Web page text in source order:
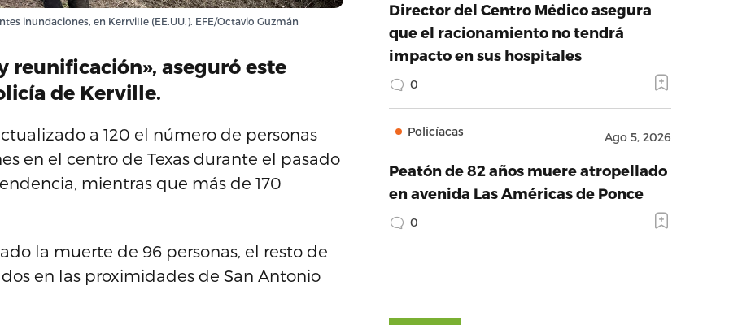
inundaciones, en Kerrville (EE.UU.). EFE/Octavio Guzmán
reunificación», aseguró este
de Kerville.
a 120 el número de personas
en el centro de Texas durante el pasado
mientras que más de 170
la muerte de 96 personas, el resto de
en las proximidades de San Antonio
Director del Centro Médico asegura
que el racionamiento no tendrá
impacto en sus hospitales
0
Policíacas Ago 5, 2026
Peatón de 82 años muere atropellado
en avenida Las Américas de Ponce
0